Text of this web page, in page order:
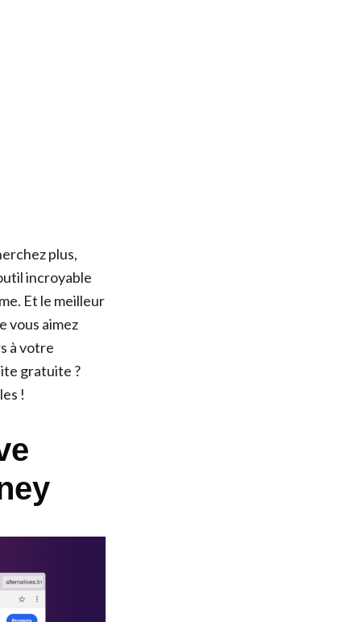
plus,
incroyable
Et le meilleur
vous aimez
à votre
gratuite ?
!